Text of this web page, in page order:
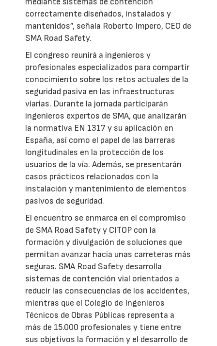
correctamente diseñados, instalados y
mantenidos”, señala Roberto Impero, CEO de
SMA Road Safety.
El congreso reunirá a ingenieros y
profesionales especializados para compartir
conocimiento sobre los retos actuales de la
seguridad pasiva en las infraestructuras
viarias. Durante la jornada participarán
ingenieros expertos de SMA, que analizarán
la normativa EN 1317 y su aplicación en
España, así como el papel de las barreras
longitudinales en la protección de los
usuarios de la vía. Además, se presentarán
casos prácticos relacionados con la
instalación y mantenimiento de elementos
pasivos de seguridad.
El encuentro se enmarca en el compromiso
de SMA Road Safety y CITOP con la
formación y divulgación de soluciones que
permitan avanzar hacia unas carreteras más
seguras. SMA Road Safety desarrolla
sistemas de contención vial orientados a
reducir las consecuencias de los accidentes,
mientras que el Colegio de Ingenieros
Técnicos de Obras Públicas representa a
más de 15.000 profesionales y tiene entre
sus objetivos la formación y el desarrollo de